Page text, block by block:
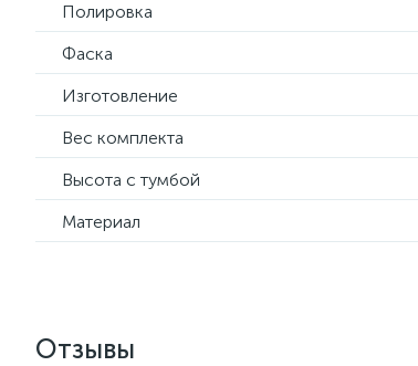
Полировка
Фаска
Изготовление
Вес комплекта
Высота с тумбой
Материал
Отзывы